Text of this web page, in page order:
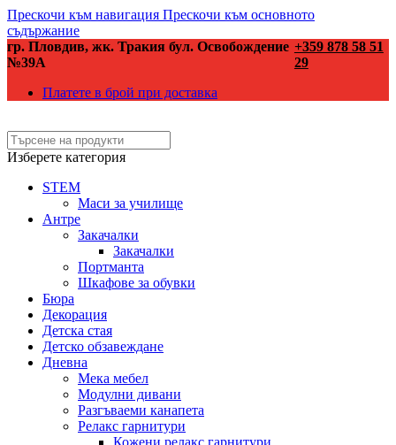
Прескочи към навигация Прескочи към основното
съдържание
гр. Пловдив, жк. Тракия бул. Освобождение
№39А
+359 878 58 51
29
Платете в брой при доставка
Изберете категория
STEM
Маси за училище
Антре
Закачалки
Закачалки
Портманта
Шкафове за обувки
Бюра
Декорация
Детска стая
Детско обзавеждане
Дневна
Мека мебел
Модулни дивани
Разгъваеми канапета
Релакс гарнитури
Кожени релакс гарнитури